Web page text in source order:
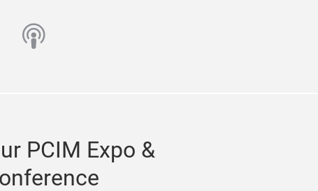
podcast
PCIM Expo &